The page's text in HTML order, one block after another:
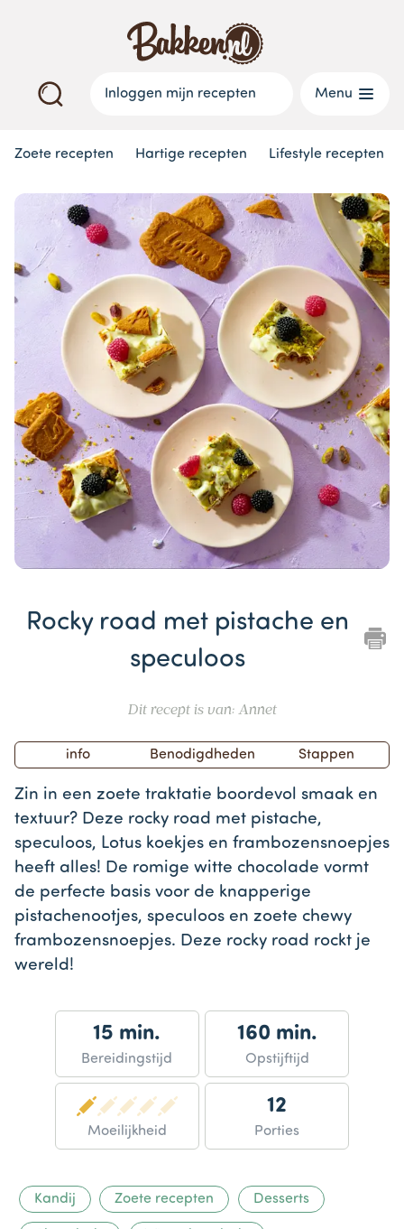
Inloggen mijn recepten Menu
Zoete recepten Hartige recepten Lifestyle recepten
Rocky road met pistache en
speculoos
Dit recept is van: Annet
info Benodigdheden Stappen
Zin in een zoete traktatie boordevol smaak en
textuur? Deze rocky road met pistache,
speculoos, Lotus koekjes en frambozensnoepjes
heeft alles! De romige witte chocolade vormt
de perfecte basis voor de knapperige
pistachenootjes, speculoos en zoete chewy
frambozensnoepjes. Deze rocky road rockt je
wereld!
15 min.
Bereidingstijd
160 min.
Opstijftijd
Moeilijkheid
12
Porties
Kandij Zoete recepten Desserts